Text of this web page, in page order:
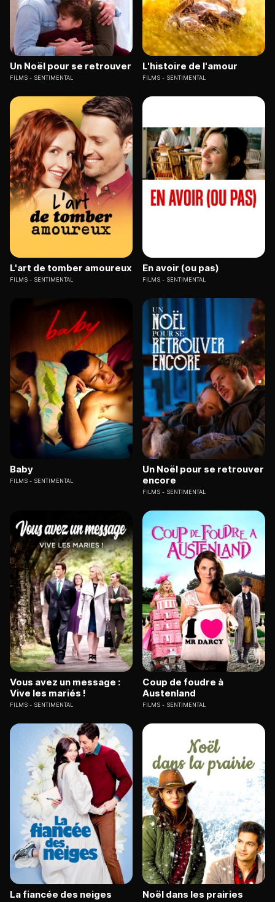
Un Noël pour se retrouver
FILMS SENTIMENTAL
L'histoire de l'amour
FILMS SENTIMENTAL
L'art de tomber amoureux
FILMS SENTIMENTAL
En avoir (ou pas)
FILMS SENTIMENTAL
Baby
FILMS SENTIMENTAL
Un Noël pour se retrouver
encore
FILMS SENTIMENTAL
Vous avez un message :
Vive les mariés !
FILMS SENTIMENTAL
Coup de foudre à
Austenland
FILMS SENTIMENTAL
La fiancée des neiges Noël dans les prairies